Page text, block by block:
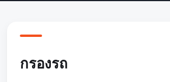
กรองรถ